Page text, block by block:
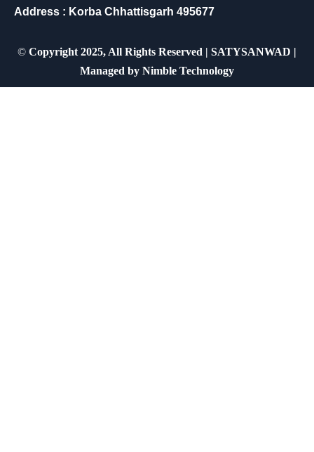
Address : Korba Chhattisgarh 495677
© Copyright 2025, All Rights Reserved | SATYSANWAD |
Managed by Nimble Technology